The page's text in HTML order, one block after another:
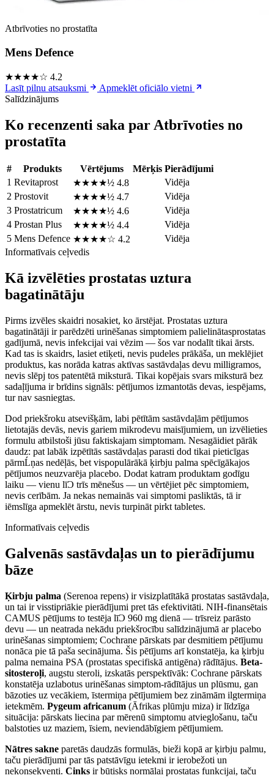
Atbrīvoties no prostatīta
Mens Defence
★★★★☆ 4.2
Lasīt pilnu atsauksmi
Apmeklēt oficiālo vietni
Salīdzinājums
Ko recenzenti saka par Atbrīvoties no
prostatīta
# Produkts Vērtējums Mērķis Pierādījumi
1 Revitaprost ★★★★½ 4.8
Vidēja
2 Prostovit ★★★★½ 4.7
Vidēja
3 Prostatricum ★★★★½ 4.6
Vidēja
4 Prostan Plus ★★★★½ 4.4
Vidēja
5 Mens Defence ★★★★☆ 4.2
Vidēja
Informatīvais ceļvedis
Kā izvēlēties prostatas uztura
bagatinātāju
Pirms izvēles skaidri nosakiet, ko ārstējat. Prostatas uztura
bagatinātāji ir parēdzēti urinēšanas simptomiem palielinātasprostatas
gadījumā, nevis infek­cijai vai vēzim — šos var nodalīt tikai ārsts.
Kad tas is skaidrs, lasiet etiķeti, nevis pudeles prākāša, un meklējiet
produktus, kas norāda katras aktīvas sastāvdaļas devu milligramos,
nevis slēpj tos patentētā miksturā. Tikai kopējais svars miksturā bez
sadaļījuma ir brīdins sig­nāls: pētījumos izmantotās devas, iespējams,
tur nav sasniegtas.
Dod priekšroku atsevišķām, labi pētītām sastāvdaļām pētījumos
lietotajās devās, nevis gariem mikrodevu maisījumiem, un izvēlieties
formulu atbilstoši jūsu faktiskajam simptomam. Nesagāidiet pārāk
daudz: pat labāk izpētītās sastāvdaļas parasti dod tikai pieticīgas
pārmĹņas nedēļās, bet vispopu­lārākā ķirbju palma spēcīgākajos
pētījumos neuzvarēja placebo. Dodat katram produktam godīgu
laiku — vienu līƆ trīs mēnešus — un vērtējiet pēc simptomiem,
nevis cerībām. Ja nekas nemainās vai simptomi pasliktās, tā ir
iēmslīga apmeklēt ārstu, nevis turpināt pirkt tabletes.
Informatīvais ceļvedis
Galvenās sastāvdaļas un to pierādījumu
bāze
Ķirbju palma (Serenoa repens) ir visizplatītākā prostatas sastāvdaļa,
un tai ir visstipriākie pierādījumi pret tās efektivitāti. NIH-finansētais
CAMUS pētījums to testēja līƆ 960 mg dienā — trīsreiz parāsto
devu — un neatrada nekādu priekšrocību salīdzinājumā ar placebo
urinēšanas simptomiem; Cochrane pārskats par desmitiem pētījumu
nonāca pie tā paša secinājuma. Šis pētījums arī konstatēja, ka ķirbju
palma nemaina PSA (prostatas speci­fiskā antigēna) rādī­tājus. Beta-
sitosteroļi, augs­tu steroli, izskatās perspek­tīvāk: Cochrane pārskats
konstatēja uzlabotus urinēšanas simptom-rādī­tājus un plūsmu, gan
bāzoties uz vecākiem, īstermiņa pētījumiem bez zināmām ilgtermiņa
ietek­mēm. Pygeum africanum (Āfrikas plūmju miza) ir līdzīga
situācija: pārskats liecina par mērenū simptomu atvieg­lošanu, taču
balstoties uz maziem, īsiem, neviendābīgiem pētījumiem.
Nātres sakne paretās daudzās formu­lās, bieži kopā ar ķirbju palmu,
taču pierādī­jumi par tās patstāvīgu ietek­mi ir ierobežoti un
nekonsekventi. Cinks ir būtisks normālai prostatas funkcijai, taču